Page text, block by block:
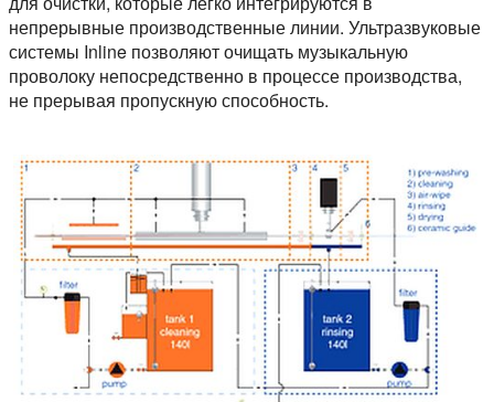
непрерывные производственные линии. Ультразвуковые
системы Inline позволяют очищать музыкальную
проволоку непосредственно в процессе производства,
не прерывая пропускную способность.